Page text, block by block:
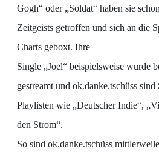
Gogh“ oder „Soldat“ haben sie
Zeitgeists getroffen und sich an die
Charts geboxt. Ihre
Single „Joel“ beispielsweise wurde
gestreamt und ok.danke.tschüss
Playlisten wie „Deutscher Indie“,
den Strom“.
So sind ok.danke.tschüss